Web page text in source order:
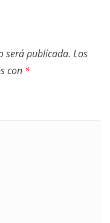
será publicada. Los
con *